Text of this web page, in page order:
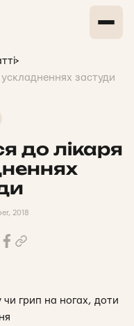
>
застуди
до лікаря
2018
грип на ногах, доти